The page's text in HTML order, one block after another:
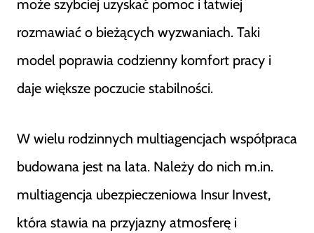
może szybciej uzyskać pomoc i łatwiej
rozmawiać o bieżących wyzwaniach. Taki
model poprawia codzienny komfort pracy i
daje większe poczucie stabilności.
W wielu rodzinnych multiagencjach współpraca
budowana jest na lata. Należy do nich m.in.
multiagencja ubezpieczeniowa Insur Invest,
która stawia na przyjazny atmosferę i